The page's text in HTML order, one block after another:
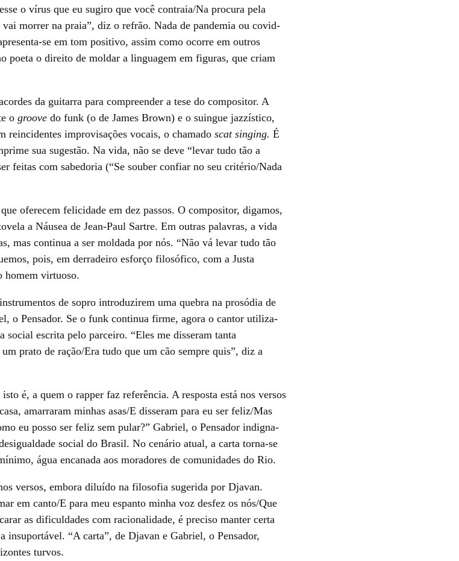
o vírus que eu sugiro que você contraia/Na procura pela
morrer na praia”, diz o refrão. Nada de pandemia ou covid-
se em tom positivo, assim como ocorre em outros
poeta o direito de moldar a linguagem em figuras, que criam
da guitarra para compreender a tese do compositor. A
o groove do funk (o de James Brown) e o suingue jazzístico,
reincidentes improvisações vocais, o chamado scat singing. É
sua sugestão. Na vida, não se deve “levar tudo tão a
feitas com sabedoria (“Se souber confiar no seu critério/Nada
oferecem felicidade em dez passos. O compositor, digamos,
a Náusea de Jean-Paul Sartre. Em outras palavras, a vida
mas continua a ser moldada por nós. “Não vá levar tudo tão
pois, em derradeiro esforço filosófico, com a Justa
homem virtuoso.
de sopro introduzirem uma quebra na prosódia de
o Pensador. Se o funk continua firme, agora o cantor utiliza-
social escrita pelo parceiro. “Eles me disseram tanta
prato de ração/Era tudo que um cão sempre quis”, diz a
é, a quem o rapper faz referência. A resposta está nos versos
amarraram minhas asas/E disseram para eu ser feliz/Mas
eu posso ser feliz sem pular?” Gabriel, o Pensador indigna-
social do Brasil. No cenário atual, a carta torna-se
água encanada aos moradores de comunidades do Rio.
versos, embora diluído na filosofia sugerida por Djavan.
em canto/E para meu espanto minha voz desfez os nós/Que
as dificuldades com racionalidade, é preciso manter certa
insuportável. “A carta”, de Djavan e Gabriel, o Pensador,
turvos.